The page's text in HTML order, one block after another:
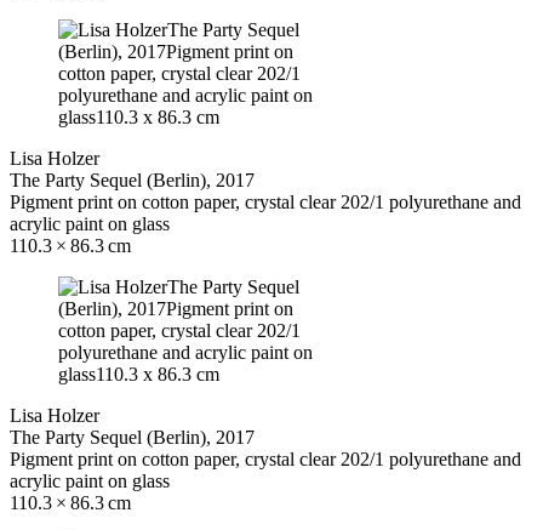
Lisa Holzer
The Party Sequel (Berlin), 2017
Pigment print on cotton paper, crystal clear 202/1 polyurethane and
acrylic paint on glass
110.3 × 86.3 cm
Lisa Holzer
The Party Sequel (Berlin), 2017
Pigment print on cotton paper, crystal clear 202/1 polyurethane and
acrylic paint on glass
110.3 × 86.3 cm